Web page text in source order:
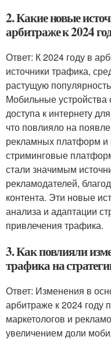
2. Какие новые
арбитраже к 2024
Ответ: К 2024 году в
источники трафика,
растущую
Мобильные
доступа к интернету
что повлияло на
рекламных платформ и
стриминговые
стали значимым
рекламодателей,
контента. Эти новые
анализа и адаптации
привлечения трафика.
3. Как повлияли
трафика на
Ответ: Изменения в
арбитраже к 2024 году
маркетологов и
увеличением доли